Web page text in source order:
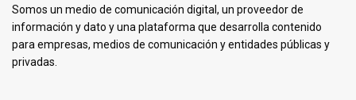
Somos un medio de comunicación digital, un proveedor de
información y dato y una plataforma que desarrolla contenido
para empresas, medios de comunicación y entidades públicas y
privadas.